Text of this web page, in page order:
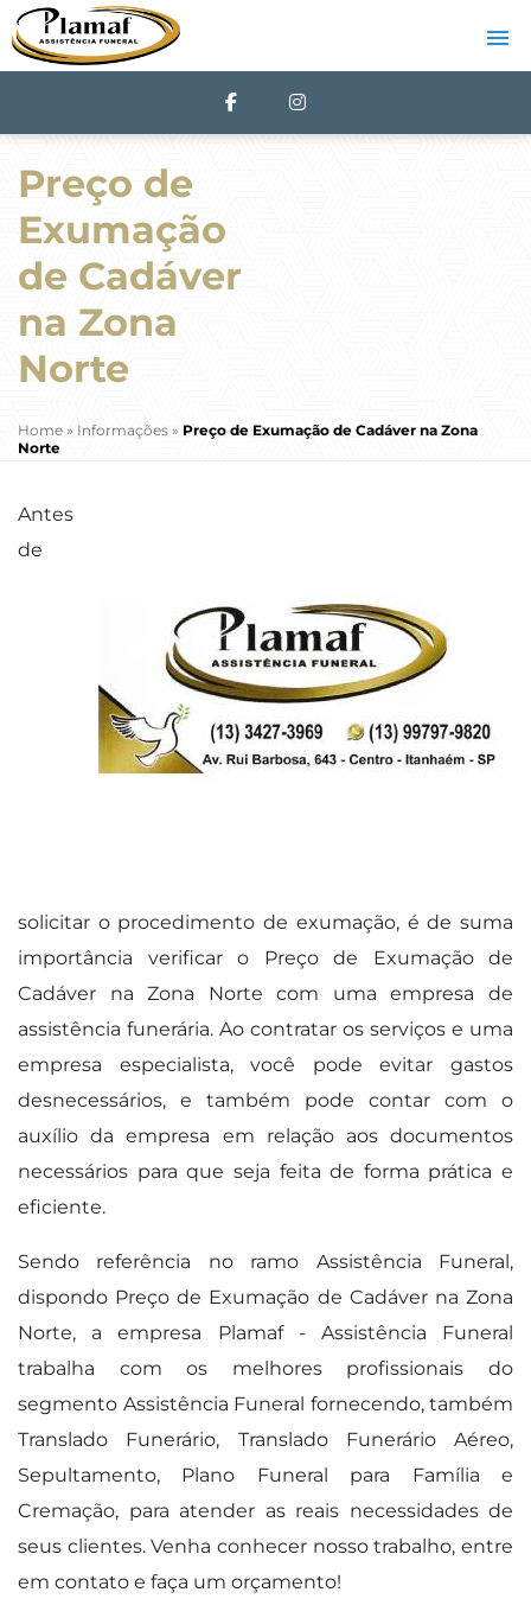
Preço de
Exumação
de Cadáver
na Zona
Norte
Home » Informações » Preço de Exumação de Cadáver na Zona
Norte
Antes
de
solicitar o procedimento de exumação, é de suma
importância verificar o Preço de Exumação de
Cadáver na Zona Norte com uma empresa de
assistência funerária. Ao contratar os serviços e uma
empresa especialista, você pode evitar gastos
desnecessários, e também pode contar com o
auxílio da empresa em relação aos documentos
necessários para que seja feita de forma prática e
eficiente.
Sendo referência no ramo Assistência Funeral,
dispondo Preço de Exumação de Cadáver na Zona
Norte, a empresa Plamaf - Assistência Funeral
trabalha com os melhores profissionais do
segmento Assistência Funeral fornecendo, também
Translado Funerário, Translado Funerário Aéreo,
Sepultamento, Plano Funeral para Família e
Cremação, para atender as reais necessidades de
seus clientes. Venha conhecer nosso trabalho, entre
em contato e faça um orçamento!